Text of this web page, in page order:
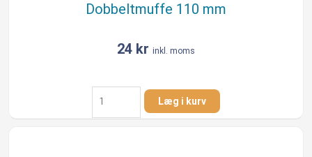
Dobbeltmuffe 110 mm
24 kr inkl. moms
Dobbeltmuffe
110
mm
Læg i kurv